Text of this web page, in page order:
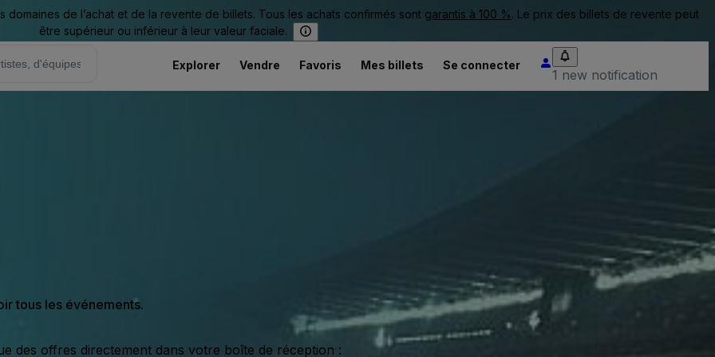
de l’achat et de la revente de billets. Tous les achats confirmés sont garantis à 100 %. Le prix des billets de revente peut
être supérieur ou inférieur à leur valeur faciale.
Explorer Vendre Favoris Mes billets Se connecter
1 new notification
tous les événements.
des offres directement dans votre boîte de réception :